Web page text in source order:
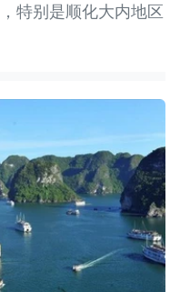
特别是顺化大内地区